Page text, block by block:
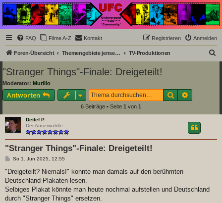
Underground Film
Community
Die Underground Film Community ist ein deutschsprachiges Filmforum und ein Paradies
für Cineasten und Filmsüchtige jenseits des Mainstreams.
FAQ Filme A-Z Kontakt Anmelden
Registrieren
Foren-Übersicht Themengebiete jenseits der Filmkunst TV-Produktionen
"Stranger Things"-Finale: Dreigeteilt!
Moderator: Murillo
Antworten Suche
6 Beiträge • Seite 1 von 1
Detlef P.
Der Auserwählte
"Stranger Things"-Finale: Dreigeteilt!
B
i
r
a
So 1. Jun 2025, 12:55
"Dreigeteilt? Niemals!" konnte man damals auf den berühmten
Deutschland-Plakaten lesen.
Selbiges Plakat könnte man heute nochmal aufstellen und Deutschland
durch "Stranger Things" ersetzen.